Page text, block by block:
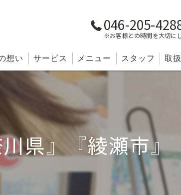
046-205-
※お客様との時間を大切に
想い サービス メニュー スタッフ 取
川県』『綾瀬市